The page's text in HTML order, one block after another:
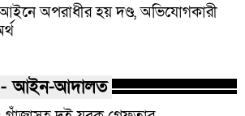
অপরাধীর হয় দণ্ড, অভিযোগকারী
- আইন-আদালত